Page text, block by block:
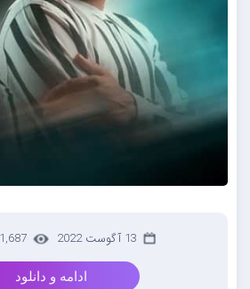
13 آگوست 2022 1,687 دانلود
ادامه و دانلود